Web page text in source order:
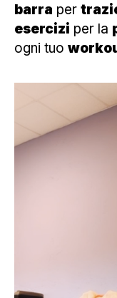
barra per
esercizi per la
ogni tuo